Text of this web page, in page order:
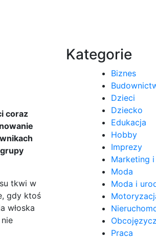
coraz
tkwi w
gdy ktoś
włoska
Kategorie
Biznes
Dzieci
Dziecko
Edukacja
Hobby
Imprezy
Marketing
Moda
Moda i
Praca